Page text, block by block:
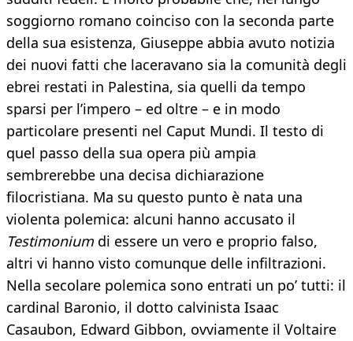
soggiorno romano coinciso con la seconda parte
della sua esistenza, Giuseppe abbia avuto notizia
dei nuovi fatti che laceravano sia la comunità degli
ebrei restati in Palestina, sia quelli da tempo
sparsi per l’impero – ed oltre – e in modo
particolare presenti nel Caput Mundi. Il testo di
quel passo della sua opera più ampia
sembrerebbe una decisa dichiarazione
filocristiana. Ma su questo punto è nata una
violenta polemica: alcuni hanno accusato il
Testimoniumdi essere un vero e proprio falso,
altri vi hanno visto comunque delle infiltrazioni.
Nella secolare polemica sono entrati un po’ tutti: il
cardinal Baronio, il dotto calvinista Isaac
Casaubon, Edward Gibbon, ovviamente il Voltaire